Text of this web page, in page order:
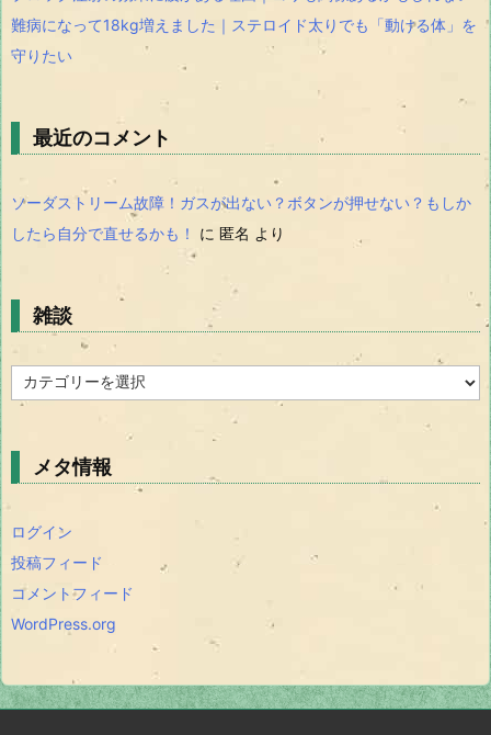
難病になって18kg増えました｜ステロイド太りでも「動ける体」を
守りたい
最近のコメント
ソーダストリーム故障！ガスが出ない？ボタンが押せない？もしか
したら自分で直せるかも！
に 匿名 より
雑談
談
メタ情報
ログイン
投稿フィード
コメントフィード
WordPress.org